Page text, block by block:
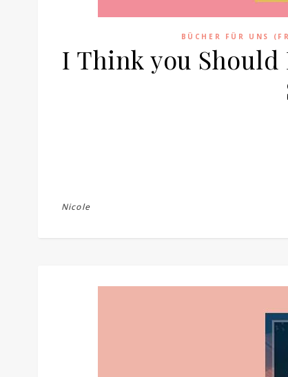
BÜCHER FÜR UNS
I Think you Should
Nicole